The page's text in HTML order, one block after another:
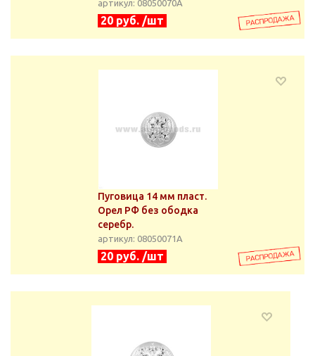
артикул: 08050070А
20 руб. /шт
Пуговица 14 мм пласт.
Орел РФ без ободка
серебр.
артикул: 08050071А
20 руб. /шт